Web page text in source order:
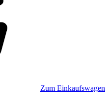
Zum Einkaufswagen